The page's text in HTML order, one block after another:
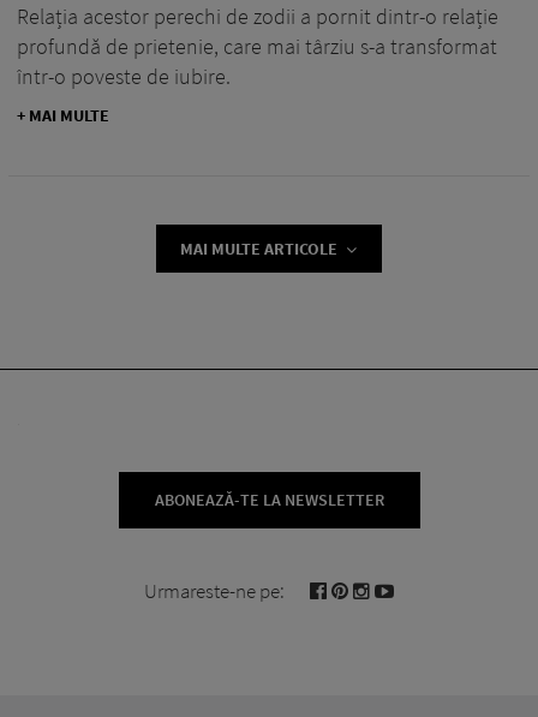
Relația acestor perechi de zodii a pornit dintr-o relație
profundă de prietenie, care mai târziu s-a transformat
într-o poveste de iubire.
+ MAI MULTE
MAI MULTE ARTICOLE
ABONEAZĂ-TE LA NEWSLETTER
Urmareste-ne pe: